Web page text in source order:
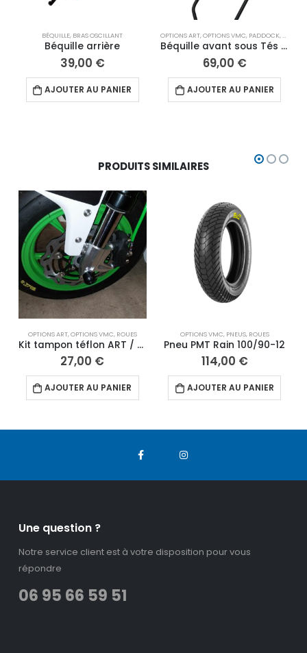
BÉQUILLE, BRAS OSCILLANT
Béquille arrière
39,00 €
AJOUTER AU PANIER
OPTIONS ART,OPTIONS VMC, PADDOCK,PIÈCES
Béquille avant sous Tés de fourche pour Mini GP
69,00 €
AJOUTER AU PANIER
PRODUITS SIMILAIRES
OPTIONS ART,OPTIONS VMC, ROUES
Kit tampon téflon ART / VMC
27,00 €
AJOUTER AU PANIER
OPTIONS VMC, PNEUS, ROUES
Pneu PMT Rain 100/90-12
114,00 €
AJOUTER AU PANIER
Une question ?
Notre service client est à votre disposition pour vous
répondre
06 95 66 59 51